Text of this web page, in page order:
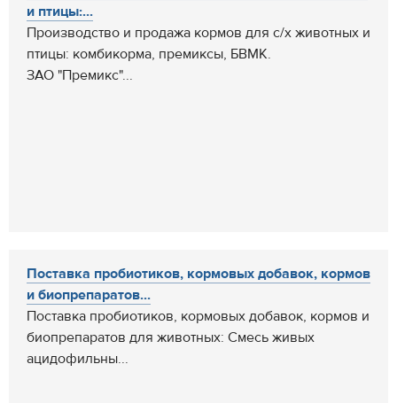
и птицы:...
Производство и продажа кормов для с/х животных и
птицы: комбикорма, премиксы, БВМК.
ЗАО "Премикс"...
Поставка пробиотиков, кормовых добавок, кормов
и биопрепаратов...
Поставка пробиотиков, кормовых добавок, кормов и
биопрепаратов для животных: Смесь живых
ацидофильны...